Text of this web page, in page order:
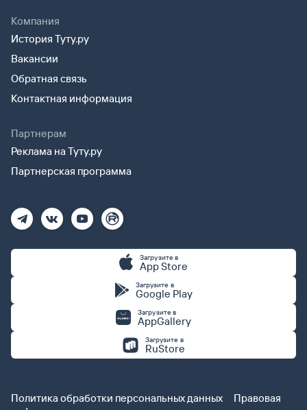
Компания
История Туту.ру
Вакансии
Обратная связь
Контактная информация
Партнерам
Реклама на Туту.ру
Партнерская программа
Загрузите в
App Store
Загрузите в
Google Play
Загрузите в
AppGallery
Загрузите в
RuStore
Политика обработки персональных данных
Правовая